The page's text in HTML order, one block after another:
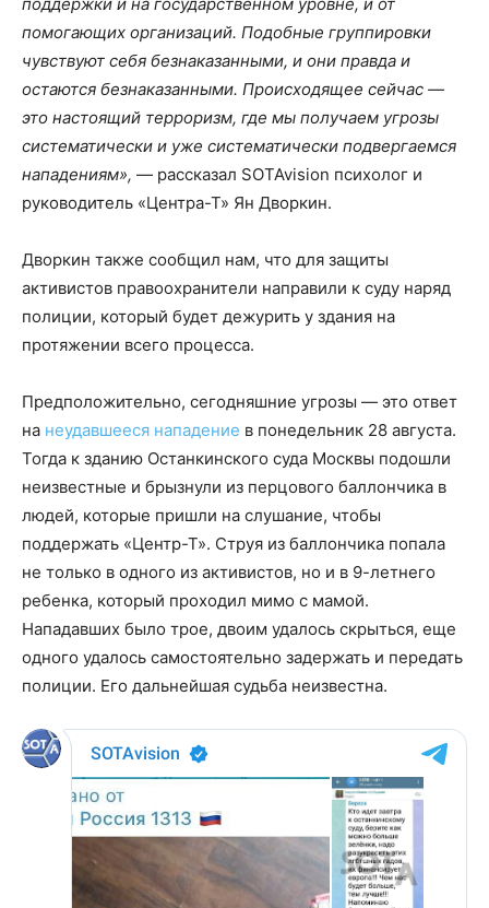
помогающих организаций. Подобные группировки
чувствуют себя безнаказанными, и они правда и
остаются безнаказанными. Происходящее сейчас —
это настоящий терроризм, где мы получаем угрозы
систематически и уже систематически подвергаемся
нападениям», — рассказал SOTAvision психолог и
руководитель «Центра-Т» Ян Дворкин.
Дворкин также сообщил нам, что для защиты
активистов правоохранители направили к суду наряд
полиции, который будет дежурить у здания на
протяжении всего процесса.
Предположительно, сегодняшние угрозы — это ответ
на неудавшееся нападение в понедельник 28 августа.
Тогда к зданию Останкинского суда Москвы подошли
неизвестные и брызнули из перцового баллончика в
людей, которые пришли на слушание, чтобы
поддержать «Центр-Т». Струя из баллончика попала
не только в одного из активистов, но и в 9-летнего
ребенка, который проходил мимо с мамой.
Нападавших было трое, двоим удалось скрыться, еще
одного удалось самостоятельно задержать и передать
полиции. Его дальнейшая судьба неизвестна.